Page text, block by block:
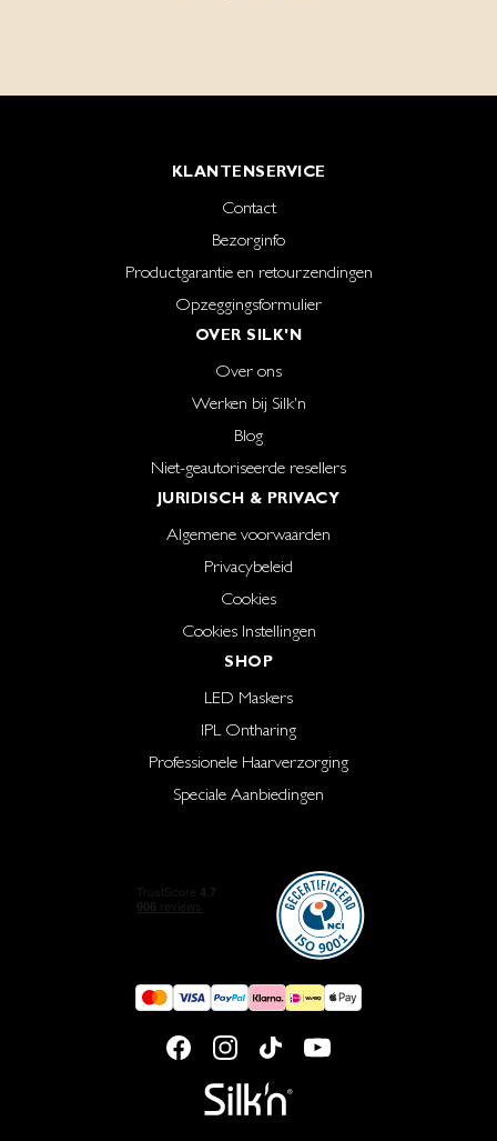
KLANTENSERVICE
Contact
Bezorginfo
Productgarantie en retourzendingen
Opzeggingsformulier
OVER SILK'N
Over ons
Werken bij Silk'n
Blog
Niet-geautoriseerde resellers
JURIDISCH & PRIVACY
Algemene voorwaarden
Privacybeleid
Cookies
Cookies Instellingen
SHOP
LED Maskers
IPL Ontharing
Professionele Haarverzorging
Speciale Aanbiedingen